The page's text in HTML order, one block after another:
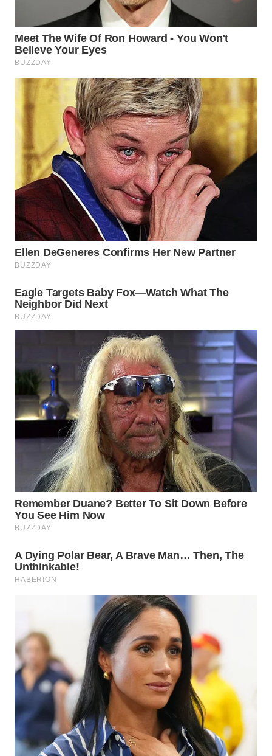
WN
KEPULAUAN
SERIBU
TANGERANG
BINJAI
WN
CIREBON
WN
INDRAMAYU
KUNINGAN
WN
WN
SUBANG
WN
SUKABUMI
WN
PURWAKARTA
WN
PRIANGAN
TIMUR
WN
SEMARANG
WN
BOROBUDUR
WN
MADURA
SURABAYA